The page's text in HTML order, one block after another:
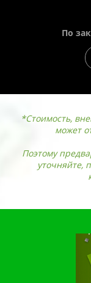
По
*Стоимость,
может
Поэтому
уточняйте,